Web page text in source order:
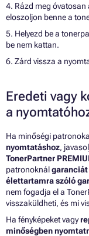
4. Rázd meg óvatosan
eloszoljon benne a
5. Helyezd be a
be nem kattan.
6. Zárd vissza a
Eredeti vagy
a
Ha minőségi
nyomtatáshoz,
TonerPartner
patronoknál
élettartamra szóló
nem fogadja el a
visszaküldheti, és mi
Ha fényképeket vagy
minőségben